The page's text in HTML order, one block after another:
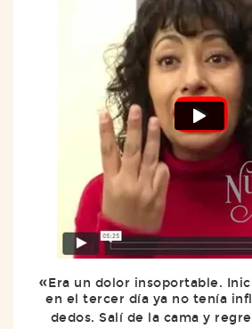
Era un dolor insoportable.
en el tercer día ya no tenía
dedos. Salí de la cama y